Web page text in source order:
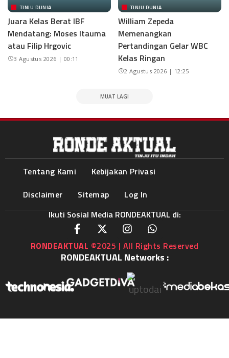
TINJU DUNIA
Juara Kelas Berat IBF
Mendatang: Moses Itauma
atau Filip Hrgovic
3 Agustus 2026 | 00:11
TINJU DUNIA
William Zepeda
Memenangkan
Pertandingan Gelar WBC
Kelas Ringan
2 Agustus 2026 | 12:25
MUAT LAGI
Tentang Kami
Kebijakan Privasi
Disclaimer
Sitemap
Log In
Ikuti Sosial Media RONDEAKTUAL di:
RONDEAKTUAL ©2025 | All Rights Reserved
RONDEAKTUAL Networks :